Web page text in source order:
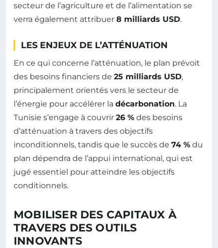
secteur de l’agriculture et de l’alimentation se
verra également attribuer 8 milliards USD.
LES ENJEUX DE L’ATTÉNUATION
En ce qui concerne l’atténuation, le plan prévoit
des besoins financiers de 25 milliards USD,
principalement orientés vers le secteur de
l’énergie pour accélérer la décarbonation. La
Tunisie s’engage à couvrir 26 % des besoins
d’atténuation à travers des objectifs
inconditionnels, tandis que le succès de 74 % du
plan dépendra de l’appui international, qui est
jugé essentiel pour atteindre les objectifs
conditionnels.
MOBILISER DES CAPITAUX À
TRAVERS DES OUTILS
INNOVANTS